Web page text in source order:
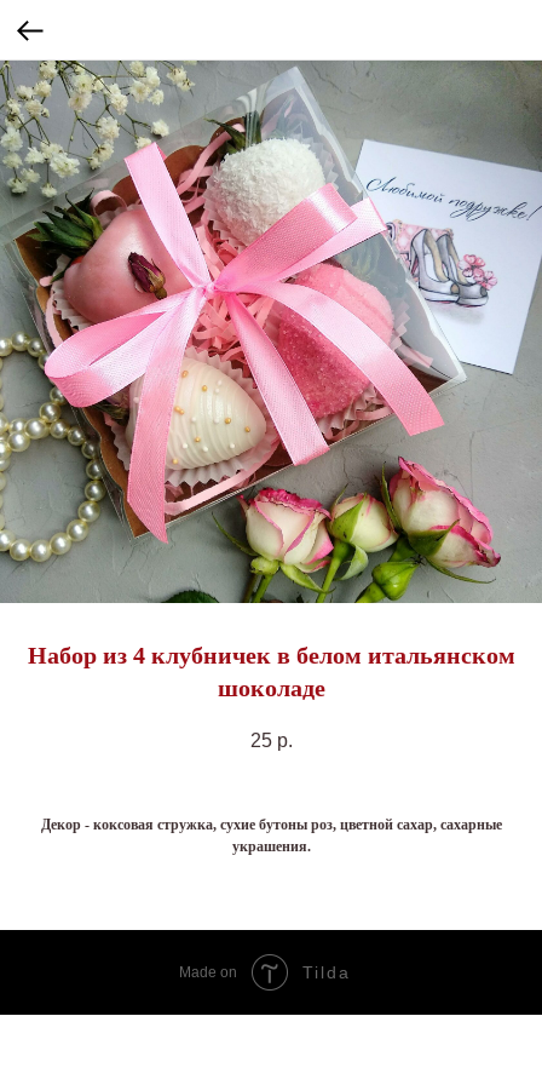
Набор из 4 клубничек в белом итальянском
шоколаде
25 р.
Декор - коксовая стружка, сухие бутоны роз, цветной сахар, сахарные
украшения.
Made on Tilda